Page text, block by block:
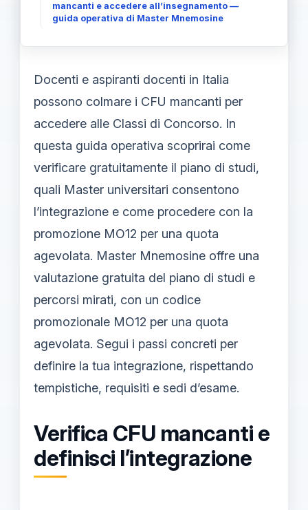
mancanti e accedere all’insegnamento —
guida operativa di Master Mnemosine
Docenti e aspiranti docenti in Italia
possono colmare i CFU mancanti per
accedere alle Classi di Concorso. In
questa guida operativa scoprirai come
verificare gratuitamente il piano di studi,
quali Master universitari consentono
l’integrazione e come procedere con la
promozione MO12 per una quota
agevolata. Master Mnemosine offre una
valutazione gratuita del piano di studi e
percorsi mirati, con un codice
promozionale MO12 per una quota
agevolata. Segui i passi concreti per
definire la tua integrazione, rispettando
tempistiche, requisiti e sedi d’esame.
Verifica CFU mancanti e
definisci l’integrazione